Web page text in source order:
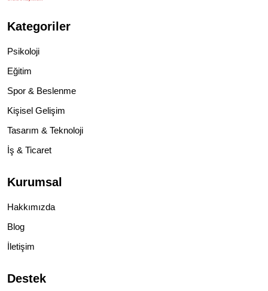
Kategoriler
Psikoloji
Eğitim
Spor & Beslenme
Kişisel Gelişim
Tasarım & Teknoloji
İş & Ticaret
Kurumsal
Hakkımızda
Blog
İletişim
Destek